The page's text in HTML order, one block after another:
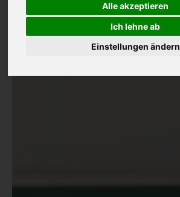
Alle akzeptieren
Ich lehne ab
Einstellungen ändern